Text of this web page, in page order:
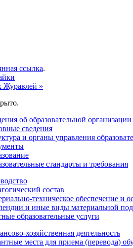
ссылка.
Журавлей »
об образовательной организации
сведения
и органы управления
стандарты и требования
состав
техническое обеспечение и
и иные виды материальной
образовательные услуги
хозяйственная деятельность
места для приема (перевода)